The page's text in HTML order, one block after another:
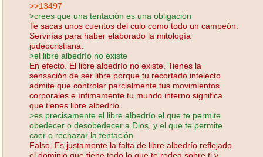
>>13497
>crees que una tentación es una obligación
Te sacas unos cuentos del culo como todo un campeón.
Servirías para haber elaborado la mitología
judeocristiana.
>el libre albedrío no existe
En efecto. El libre albedrío no existe. Tienes la
sensación de ser libre porque tu recortado intelecto
admite que controlar parcialmente tus movimientos
corporales e ínfimamente tu mundo interno significa
que tienes libre albedrío.
>es precisamente el libre albedrío el que te permite
obedecer o desobedecer a Dios, y el que te permite
caer o rechazar la tentación
Falso. Es justamente la falta de libre albedrío reflejado
el dominio que tiene todo lo que te rodea sobre ti y